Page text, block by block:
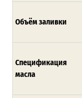
Объём заливки
Спецификация
масла